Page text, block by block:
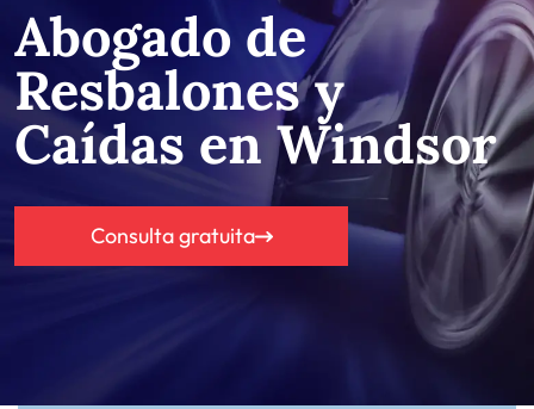
Abogado de
Resbalones y
Caídas en Windsor
Consulta gratuita